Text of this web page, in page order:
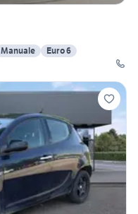
Manuale
Euro 6